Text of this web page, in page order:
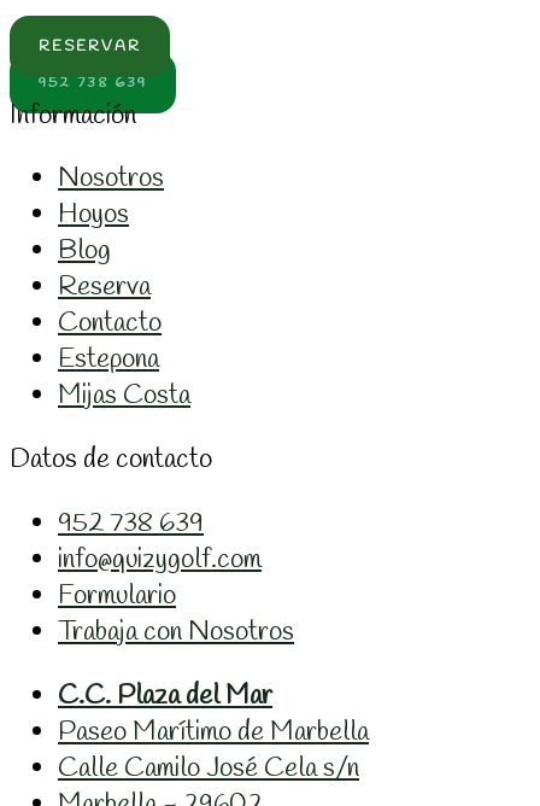
RESERVAR
952 738 639
Información
Nosotros
Hoyos
Blog
Reserva
Contacto
Estepona
Mijas Costa
Datos de contacto
952 738 639
info@quizygolf.com
Formulario
Trabaja con Nosotros
C.C. Plaza del Mar
Paseo Marítimo de Marbella
Calle Camilo José Cela s/n